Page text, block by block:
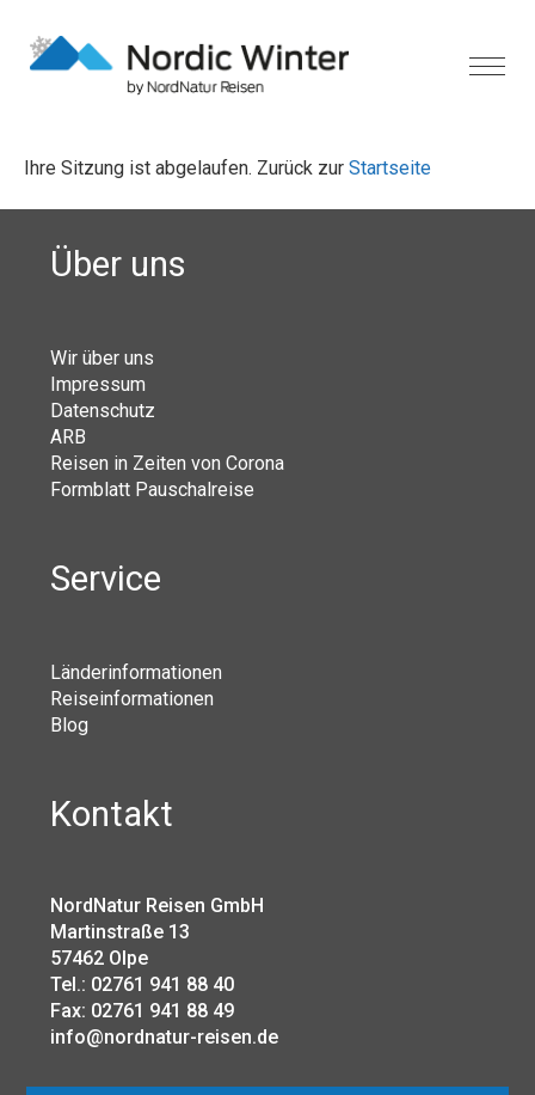
Ihre Sitzung ist abgelaufen. Zurück zur Startseite
Über uns
Wir über uns
Impressum
Datenschutz
ARB
Reisen in Zeiten von Corona
Formblatt Pauschalreise
Service
Länderinformationen
Reiseinformationen
Blog
Kontakt
NordNatur Reisen GmbH
Martinstraße 13
57462 Olpe
Tel.: 02761 941 88 40
Fax: 02761 941 88 49
info@nordnatur-reisen.de